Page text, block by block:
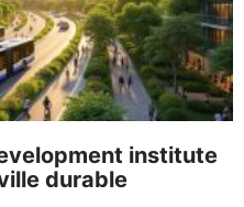
institute
durable